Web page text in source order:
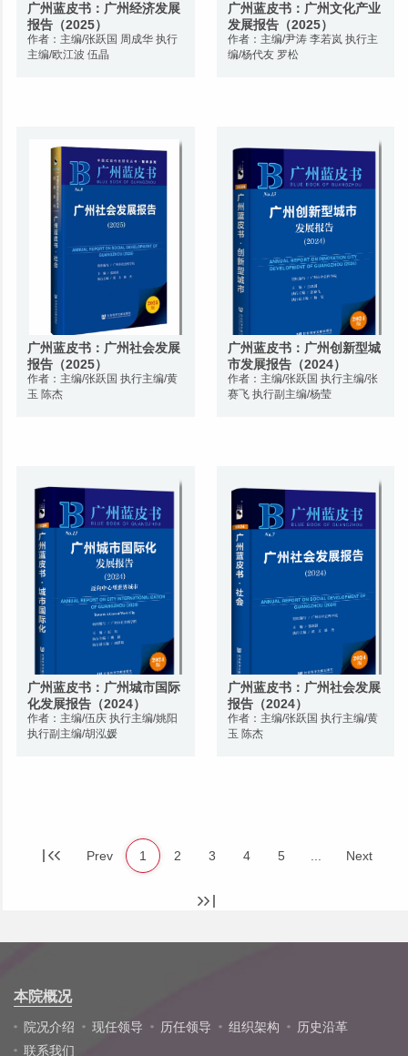
广州蓝皮书：广州经济发展
报告（2025）
作者：主编/张跃国 周成华 执行
主编/欧江波 伍晶
广州蓝皮书：广州文化产业
发展报告（2025）
作者：主编/尹涛 李若岚 执行主
编/杨代友 罗松
广州蓝皮书：广州社会发展
报告（2025）
作者：主编/张跃国 执行主编/黄
玉 陈杰
广州蓝皮书：广州创新型城
市发展报告（2024）
作者：主编/张跃国 执行主编/张
赛飞 执行副主编/杨莹
广州蓝皮书：广州城市国际
化发展报告（2024）
作者：主编/伍庆 执行主编/姚阳
执行副主编/胡泓媛
广州蓝皮书：广州社会发展
报告（2024）
作者：主编/张跃国 执行主编/黄
玉 陈杰
Prev 1 2 3 4 5 Next
本院概况
院况介绍 现任领导 历任领导 组织架构
历史沿革
联系我们